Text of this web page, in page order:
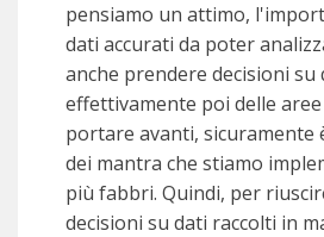
pensiamo un attimo,
dati accurati da poter
anche prendere decisioni su
effettivamente poi delle
portare avanti, sicuramente
dei mantra che stiamo
più fabbri. Quindi, per
decisioni su dati raccolti in